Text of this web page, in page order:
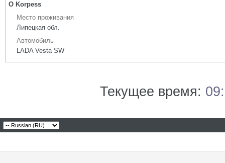
О Korpess
Место проживания
Липецкая обл.
Автомобиль
LADA Vesta SW
Текущее время: